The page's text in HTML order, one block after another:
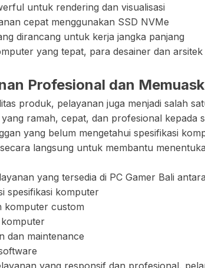
untuk rendering dan visualisasi
cepat menggunakan SSD NVMe
dirancang untuk kerja jangka panjang
yang tepat, para desainer dan
Profesional dan
produk, pelayanan juga menjadi salah
ramah, cepat, dan profesional kepada
yang belum mengetahui spesifikasi
langsung untuk membantu
yang tersedia di PC Gamer Bali
spesifikasi komputer
komputer custom
dan maintenance
yang responsif dan profesional,